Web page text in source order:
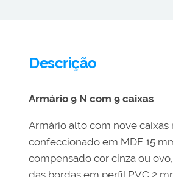
Descrição
Armário 9 N com 9 caixas
Armário alto com nove caixas
confeccionado em MDF 15
compensado cor cinza ou